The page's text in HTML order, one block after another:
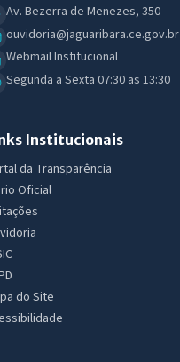
Av. Bezerra de Menezes, 350
ouvidoria@jaguaribara.ce.gov.br
Webmail Institucional
Segunda a Sexta 07:30 as 13:30
Institucionais
da Transparência
Oficial
do Site